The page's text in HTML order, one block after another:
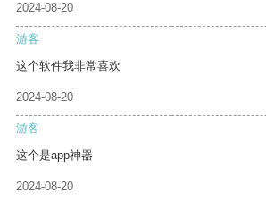
2024-08-20
游客
这个软件我非常喜欢
2024-08-20
游客
这个是app神器
2024-08-20